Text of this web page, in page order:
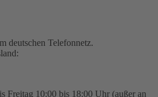
deutschen Telefonnetz.
Freitag 10:00 bis 18:00 Uhr (außer an